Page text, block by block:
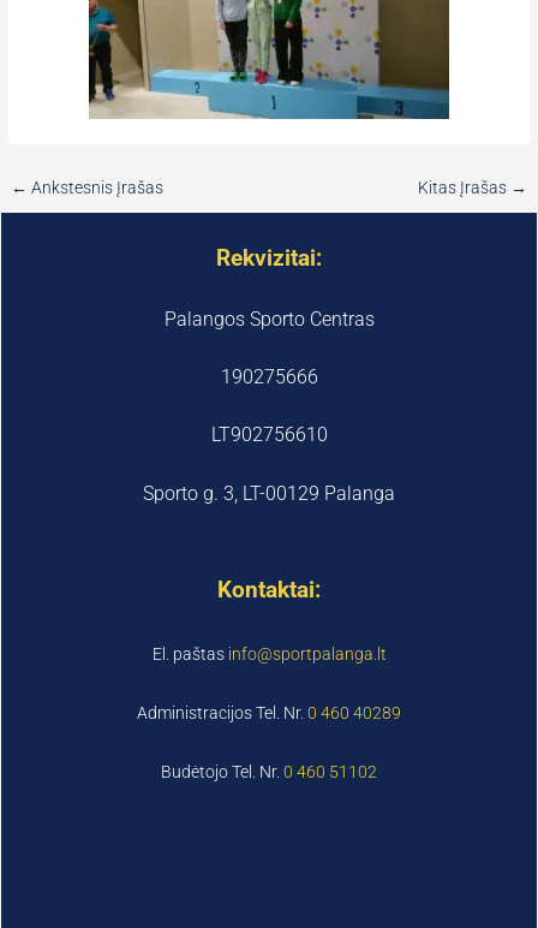
← Ankstesnis Įrašas Kitas Įrašas →
Rekvizitai:
Palangos Sporto Centras
190275666
LT902756610
Sporto g. 3, LT-00129 Palanga
Kontaktai:
El. paštas info@sportpalanga.lt
Administracijos Tel. Nr. 0 460 40289
Budėtojo Tel. Nr. 0 460 51102